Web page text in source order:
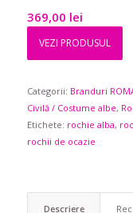
369,00 lei
VEZI PRODUSUL
Categorii: Branduri
Civilă / Costume albe,
Etichete: rochie alba,
rochii de ocazie
Descriere